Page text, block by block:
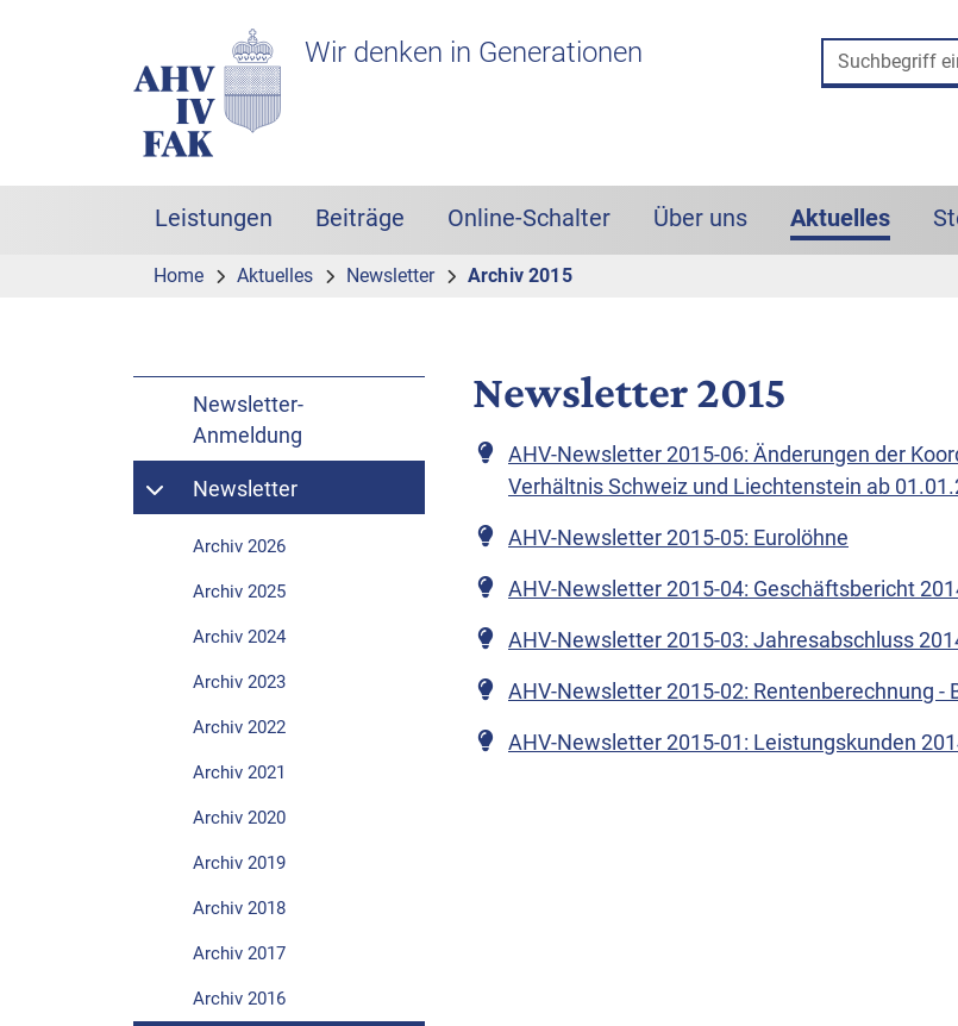
Headerbereich mit Logo und Such-Box
Wir denken in Generationen
Hauptnavigation
Leistungen Beiträge Online-Schalter Über uns
Aktuelles
(aktiv)
Home Aktuelles Newsletter Archiv 2015
Newsletter-
Anmeldung
Newsletter
Archiv 2026
Archiv 2025
Archiv 2024
Archiv 2023
Archiv 2022
Archiv 2021
Archiv 2020
Archiv 2019
Archiv 2018
Archiv 2017
Archiv 2016
Newsletter 2015
AHV-Newsletter 2015-06: Änderungen der
Verhältnis Schweiz und Liechtenstein ab
AHV-Newsletter 2015-05: Eurolöhne
AHV-Newsletter 2015-04: Geschäftsbericht
AHV-Newsletter 2015-03: Jahresabschluss
AHV-Newsletter 2015-02: Rentenberechnung
AHV-Newsletter 2015-01: Leistungskunden